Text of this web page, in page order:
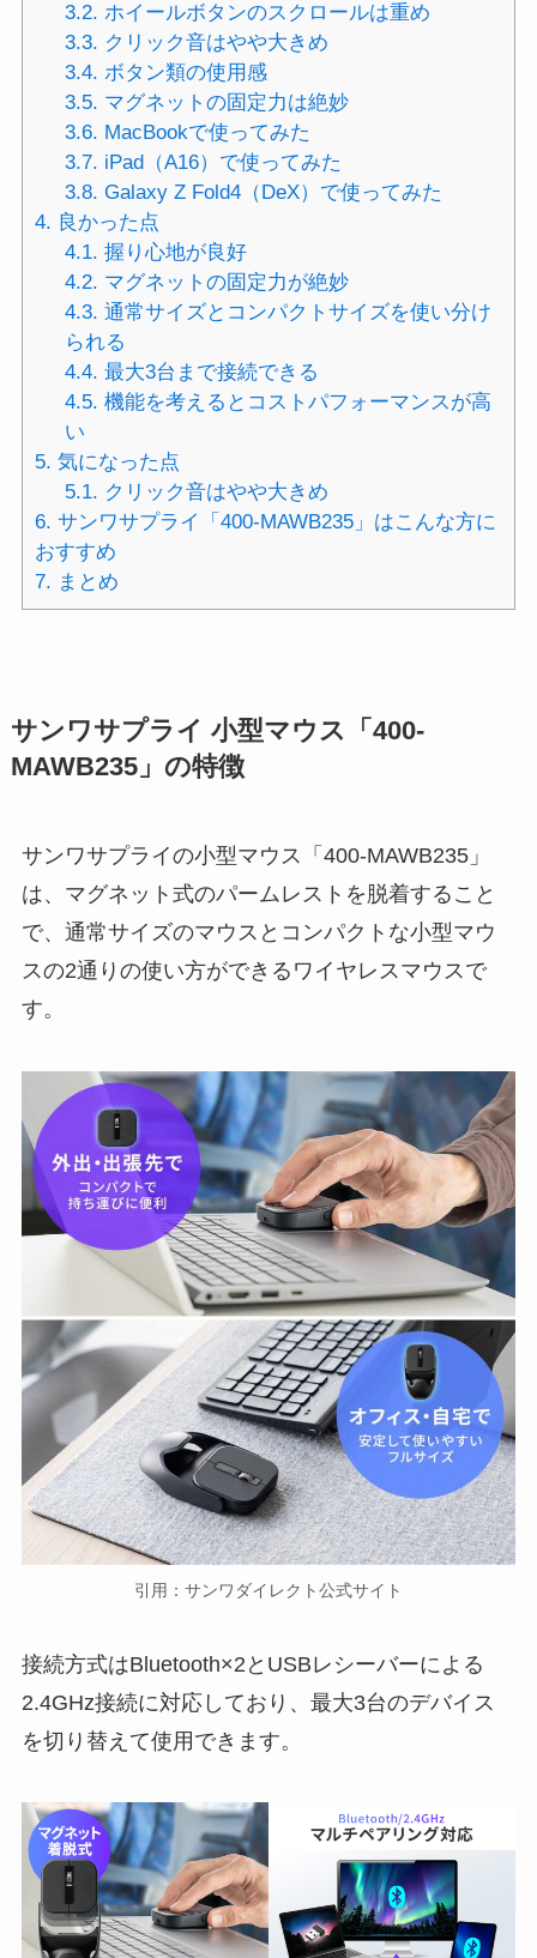
3.2. ホイールボタンのスクロールは重め
3.3. クリック音はやや大きめ
3.4. ボタン類の使用感
3.5. マグネットの固定力は絶妙
3.6. MacBookで使ってみた
3.7. iPad（A16）で使ってみた
3.8. Galaxy Z Fold4（DeX）で使ってみた
4. 良かった点
4.1. 握り心地が良好
4.2. マグネットの固定力が絶妙
4.3. 通常サイズとコンパクトサイズを使い分け
られる
4.4. 最大3台まで接続できる
4.5. 機能を考えるとコストパフォーマンスが高
い
5. 気になった点
5.1. クリック音はやや大きめ
6. サンワサプライ「400-MAWB235」はこんな方に
おすすめ
7. まとめ
サンワサプライ 小型マウス「400-
MAWB235」の特徴
サンワサプライの小型マウス「400-MAWB235」
は、マグネット式のパームレストを脱着すること
で、通常サイズのマウスとコンパクトな小型マウ
スの2通りの使い方ができるワイヤレスマウスで
す。
引用：サンワダイレクト公式サイト
接続方式はBluetooth×2とUSBレシーバーによる
2.4GHz接続に対応しており、最大3台のデバイス
を切り替えて使用できます。